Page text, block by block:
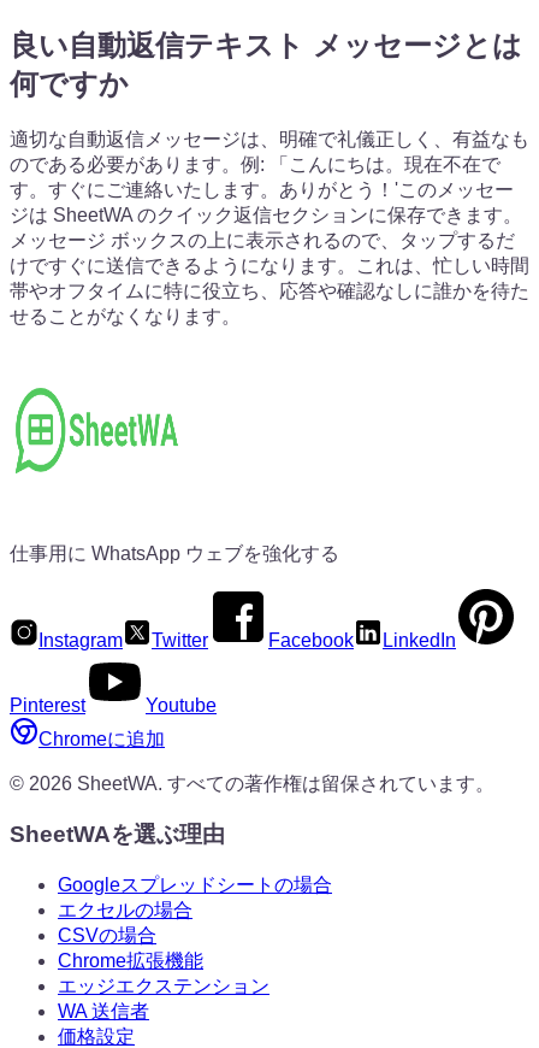
良い自動返信テキスト メッセージとは
何ですか
適切な自動返信メッセージは、明確で礼儀正しく、有益なも
のである必要があります。例: 「こんにちは。現在不在で
す。すぐにご連絡いたします。ありがとう！'このメッセー
ジは SheetWA のクイック返信セクションに保存できます。
メッセージ ボックスの上に表示されるので、タップするだ
けですぐに送信できるようになります。これは、忙しい時間
帯やオフタイムに特に役立ち、応答や確認なしに誰かを待た
せることがなくなります。
仕事用に WhatsApp ウェブを強化する
Instagram Twitter Facebook LinkedIn
Pinterest
Youtube
Chromeに追加
© 2026 SheetWA. すべての著作権は留保されています。
SheetWAを選ぶ理由
Googleスプレッドシートの場合
エクセルの場合
CSVの場合
Chrome拡張機能
エッジエクステンション
WA 送信者
価格設定